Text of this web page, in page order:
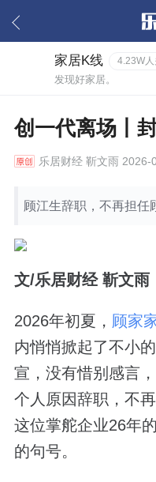
家居K线 4.23W人
发现好家居。
创一代离场丨
乐居财经靳文雨 2026-
顾江生辞职，不再担任
文/乐居财经 靳文雨
2026年初夏， 顾家
内悄悄掀起了不小
宣，没有惜别感言
个人原因辞职，不
这位掌舵企业26年
的句号。